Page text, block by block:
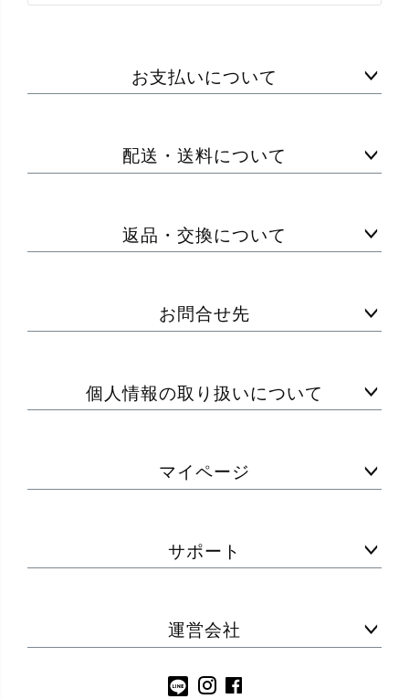
お支払いについて
配送・送料について
返品・交換について
お問合せ先
個人情報の取り扱いについて
マイページ
サポート
運営会社